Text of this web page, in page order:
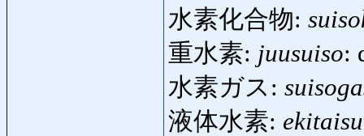
水素化合物:
重水素: juusuiso:
水素ガス:
液体水素: